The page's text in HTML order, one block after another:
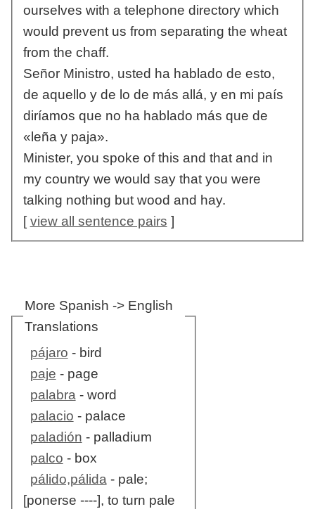
ourselves with a telephone directory which
would prevent us from separating the wheat
from the chaff.
Señor Ministro, usted ha hablado de esto,
de aquello y de lo de más allá, y en mi país
diríamos que no ha hablado más que de
«leña y paja».
Minister, you spoke of this and that and in
my country we would say that you were
talking nothing but wood and hay.
[view all sentence pairs ]
More Spanish -> English
Translations
pájaro - bird
paje - page
palabra - word
palacio - palace
paladión - palladium
palco - box
pálido,pálida - pale;
[ponerse ----], to turn pale